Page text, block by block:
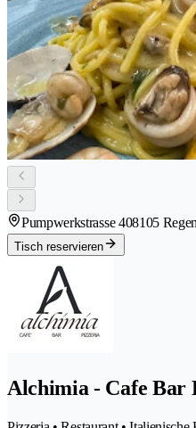
Pumpwerkstrasse 408105
Tisch reservieren
Alchimia - Cafe Bar